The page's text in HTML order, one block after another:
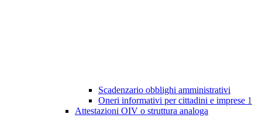
Scadenzario obblighi amministrativi
Oneri informativi per cittadini e imprese 1
Attestazioni OIV o struttura analoga